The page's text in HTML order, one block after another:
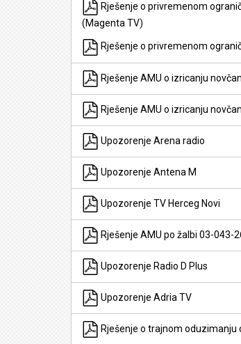
Rješenje o privremenom
(Magenta TV)
Rješenje o privremenom
Rješenje AMU o izricanju
Rješenje AMU o izricanju
Upozorenje Arena radio
Upozorenje Antena M
Upozorenje TV Herceg Novi
Rješenje AMU po žalbi 03-043-
Upozorenje Radio D Plus
Upozorenje Adria TV
Rješenje o trajnom oduzimanju